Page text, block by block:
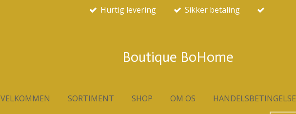
Hurtig levering Sikker betaling
Boutique BoHome
VELKOMMEN SORTIMENT SHOP OM OS